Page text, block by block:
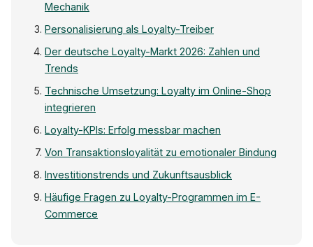
Mechanik
Personalisierung als Loyalty-Treiber
Der deutsche Loyalty-Markt 2026: Zahlen und
Trends
Technische Umsetzung: Loyalty im Online-Shop
integrieren
Loyalty-KPIs: Erfolg messbar machen
Von Transaktionsloyalität zu emotionaler Bindung
Investitionstrends und Zukunftsausblick
Häufige Fragen zu Loyalty-Programmen im E-
Commerce